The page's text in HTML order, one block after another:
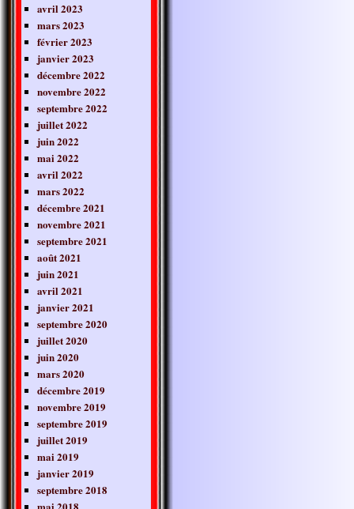
avril 2023
mars 2023
février 2023
janvier 2023
décembre 2022
novembre 2022
septembre 2022
juillet 2022
juin 2022
mai 2022
avril 2022
mars 2022
décembre 2021
novembre 2021
septembre 2021
août 2021
juin 2021
avril 2021
janvier 2021
septembre 2020
juillet 2020
juin 2020
mars 2020
décembre 2019
novembre 2019
septembre 2019
juillet 2019
mai 2019
janvier 2019
septembre 2018